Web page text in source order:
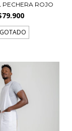
PECHERA ROJO